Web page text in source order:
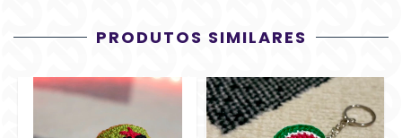
PRODUTOS SIMILARES